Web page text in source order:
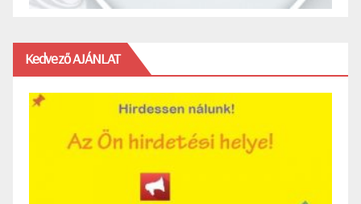
Kedvező AJÁNLAT